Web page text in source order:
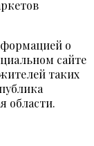
о
сайте
таких
области.